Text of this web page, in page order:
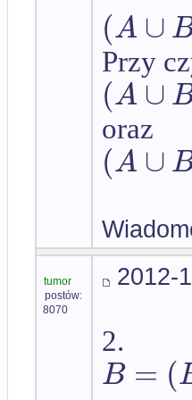
(A ∪
Przy
(A∪
oraz
(A ∪
tumor
postów:
8070
2012-
2.
B = (